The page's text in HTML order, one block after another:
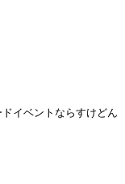
イベントならすけどん